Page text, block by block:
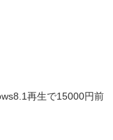
再生で15000円前